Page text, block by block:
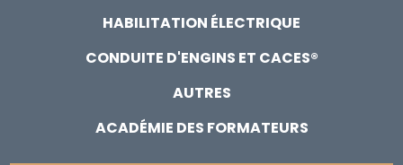
HABILITATION ÉLECTRIQUE
CONDUITE D'ENGINS ET CACES®
AUTRES
ACADÉMIE DES FORMATEURS